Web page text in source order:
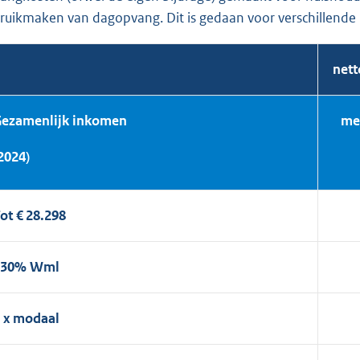
van dagopvang. Dit is gedaan voor
inkomen
€ 28.298
Wml
x modaal